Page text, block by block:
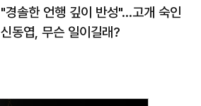
"경솔한 언행 깊이 반성"…고개 숙인
신동엽, 무슨 일이길래?